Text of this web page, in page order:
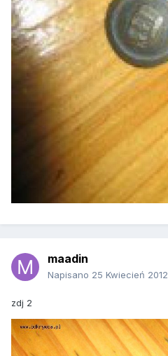
maadin
Napisano 25 Kwiecień 2012
zdj 2